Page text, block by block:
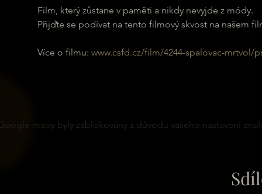
Film, který zůstane v paměti a nikdy nevyjde z módy.
Přijďte se podívat na tento filmový skvost na našem
Více o filmu: www.csfd.cz/film/4244-spalovac-mrtvol/
mapy byly zablokovány z důvodu vašeho nastavení